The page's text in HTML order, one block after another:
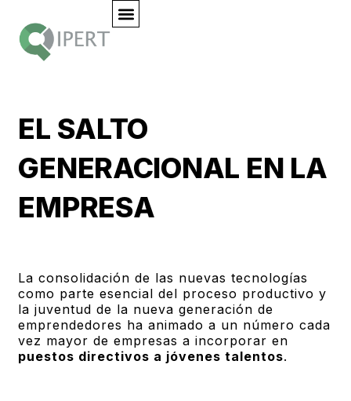
EL SALTO
GENERACIONAL EN LA
EMPRESA
La consolidación de las nuevas tecnologías
como parte esencial del proceso productivo y
la juventud de la nueva generación de
emprendedores ha animado a un número cada
vez mayor de empresas a incorporar en
puestos directivos a jóvenes talentos.